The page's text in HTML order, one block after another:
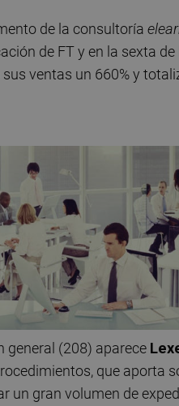
de la consultoría
de FT y en la sexta
ventas un 660% y
general (208) aparece
que aporta
un gran volumen de